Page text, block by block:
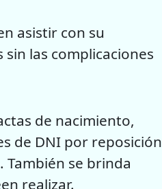
asistir con su
las complicaciones
de nacimiento,
de DNI por reposición
se brinda
realizar.